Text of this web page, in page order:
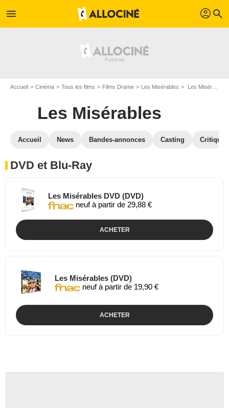
menu profil search
Accueil Cinéma Tous les films Films Drame Les Misérables Les Misérables en DVD Blu Ray
Les Misérables
Accueil News Bandes-annonces Casting
DVD et Blu-Ray
Les Misérables DVD (DVD)
neuf à partir de 29,88 €
ACHETER
Les Misérables (DVD)
neuf à partir de 19,90 €
ACHETER